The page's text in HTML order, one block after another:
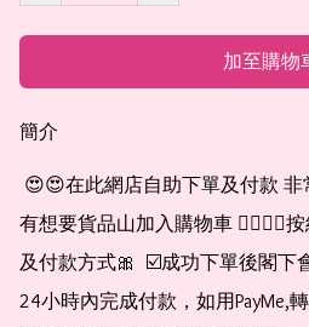
加至購物
簡介
有想要貨品山加入購物車 👉🏻👉🏻
及付款方式🎀  ☑️成功下單後閣下
24小時內完成付款，如用PayMe,